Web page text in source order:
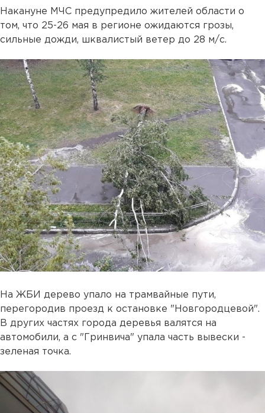
Накануне МЧС предупредило жителей области о
том, что 25-26 мая в регионе ожидаются грозы,
сильные дожди, шквалистый ветер до 28 м/с.
На ЖБИ дерево упало на трамвайные пути,
перегородив проезд к остановке "Новгородцевой".
В других частях города деревья валятся на
автомобили, а с "Гринвича" упала часть вывески -
зеленая точка.